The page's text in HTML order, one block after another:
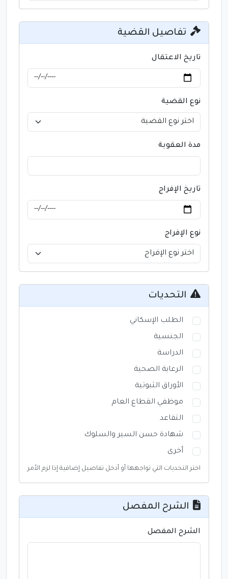
تفاصيل القضية
تاريخ الاعتقال
نوع القضية
مدة العقوبة
تاريخ الإفراج
نوع الإفراج
التحديات
الطلب الإسكاني
الجنسية
الدراسة
الرعاية الصحية
الأوراق الثبوتية
موظفي القطاع العام
التقاعد
شهادة حسن السير والسلوك
أخرى
اختر التحديات التي تواجهها أو أدخل تفاصيل إضافية إذا لزم الأمر
الشرح المفصل
الشرح المفصل